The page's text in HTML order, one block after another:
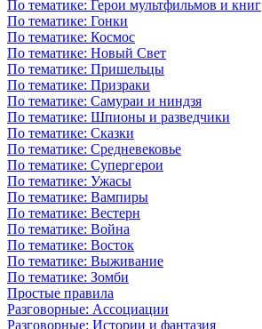
По тематике: Герои мультфильмов и книг
По тематике: Гонки
По тематике: Космос
По тематике: Новый Свет
По тематике: Пришельцы
По тематике: Призраки
По тематике: Самураи и ниндзя
По тематике: Шпионы и разведчики
По тематике: Сказки
По тематике: Средневековье
По тематике: Супергерои
По тематике: Ужасы
По тематике: Вампиры
По тематике: Вестерн
По тематике: Война
По тематике: Восток
По тематике: Выживание
По тематике: Зомби
Простые правила
Разговорные: Ассоциации
Разговорные: Истории и фантазия